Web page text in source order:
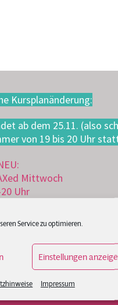
Service zu optimieren.
Einstellungen
Impressum
Kursplanänderung:
ab dem 25.11. (also
von 19 bis 20 Uhr
Mittwoch
Uhr
super für dich passt!